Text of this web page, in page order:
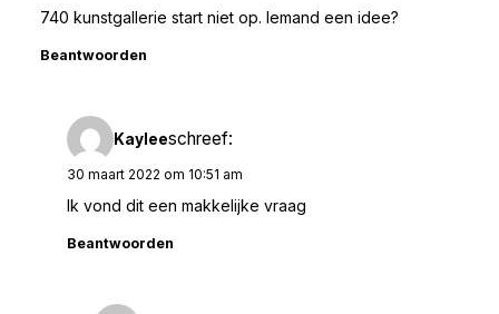
740 kunstgallerie start niet op. Iemand een idee?
Beantwoorden
Kayleeschreef:
30 maart 2022 om 10:51 am
Ik vond dit een makkelijke vraag
Beantwoorden